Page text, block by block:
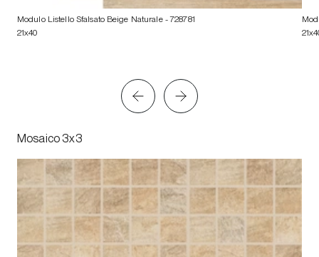
Modulo Listello Sfalsato Beige Naturale- 728781
21x40
Mosaico 3x3